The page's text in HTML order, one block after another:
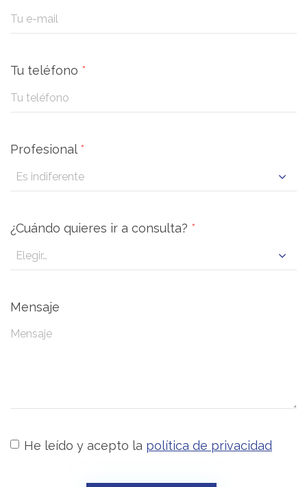
Tu teléfono *
Profesional*
¿Cuándo quieres ir a consulta? *
Mensaje
He leído y acepto la política de privacidad